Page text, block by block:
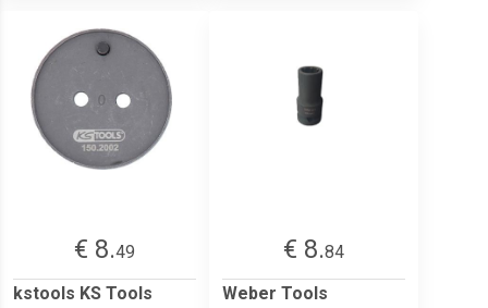
€ 8.49
kstools KS Tools
€ 8.84
Weber Tools